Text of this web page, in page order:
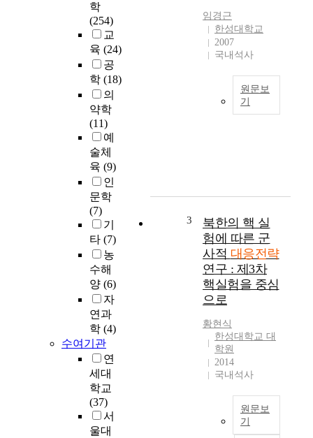
학
(254)
교
육 (24)
공
학 (18)
의
약학
(11)
예
술체
육 (9)
인
문학
(7)
기
타 (7)
농
수해
양 (6)
자
연과
학 (4)
수여기관
연
세대
학교
(37)
서
울대
임경근
한성대학교
2007
국내석사
원문보
기
3
북한의 핵 실
험에 따른 군
사적 대응전략
연구 : 제3차
핵실험을 중심
으로
황현식
한성대학교 대
학원
2014
국내석사
원문보
기